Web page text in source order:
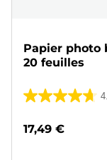
Papier photo
20 feuilles
4.7
5
17,49 €